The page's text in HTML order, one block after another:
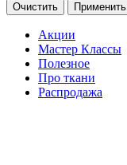
Очистить Применить
Акции
Мастер Классы
Полезное
Про ткани
Распродажа